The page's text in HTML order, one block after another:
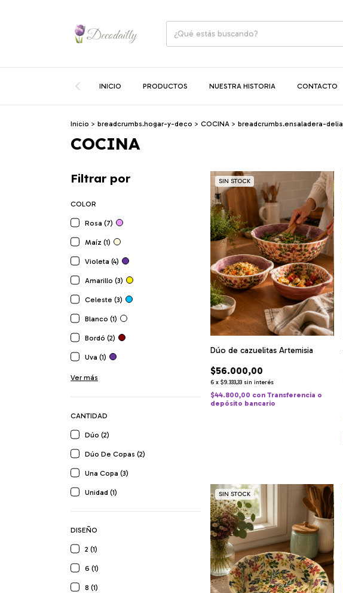
INICIO PRODUCTOS NUESTRA HISTORIA CONTACTO
Inicio > breadcrumbs.hogar-y-deco > COCINA > breadcrumbs.ensaladera-delia
COCINA
Filtrar por
COLOR
Rosa (7)
Maíz (1)
Violeta (4)
Amarillo (3)
Celeste (3)
Blanco (1)
Bordó (2)
Uva (1)
Ver más
CANTIDAD
Dúo (2)
Dúo De Copas (2)
Una Copa (3)
Unidad (1)
DISEÑO
2 (1)
6 (1)
8 (1)
SIN STOCK
Dúo de cazuelitas Artemisia
$56.000,00
6 x$9.333,33 sin interés
$44.800,00 con Transferencia o
depósito bancario
SIN STOCK